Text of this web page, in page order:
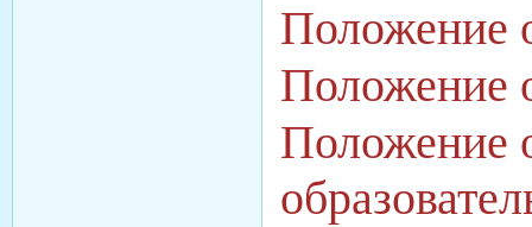
Положение
Положение
Положение